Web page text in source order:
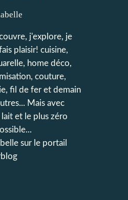
j'explore, je
plaisir! cuisine,
home déco,
couture,
fil de fer et demain
Mais avec
lait et le plus zéro
sur le portail